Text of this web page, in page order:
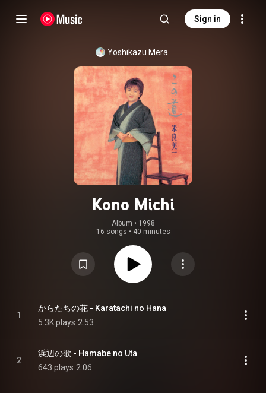
Sign in
Yoshikazu Mera
Kono Michi
Album • 1998
16 songs • 40 minutes
1
からたちの花 - Karatachi no Hana
5.3K plays 2:53
2
浜辺の歌 - Hamabe no Uta
643 plays 2:06